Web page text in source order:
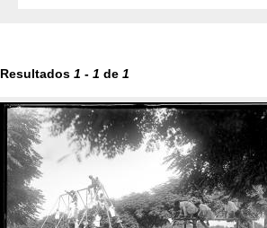
Resultados 1 - 1 de 1